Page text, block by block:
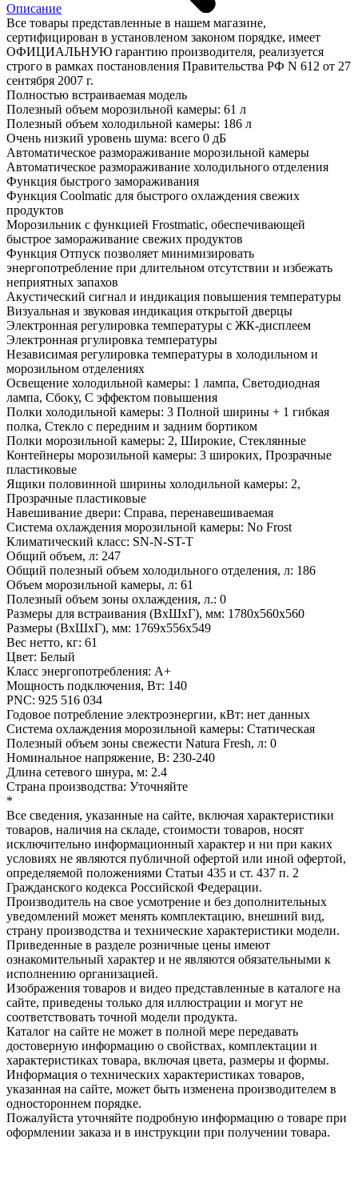
Описание
Все товары представленные в нашем магазине,
сертифицирован в установленом законом порядке, имеет
ОФИЦИАЛЬНУЮ гарантию производителя, реализуется
строго в рамках постановления Правительства РФ N 612 от 27
сентября 2007 г.
Полностью встраиваемая модель
Полезный объем морозильной камеры: 61 л
Полезный объем холодильной камеры: 186 л
Очень низкий уровень шума: всего 0 дБ
Автоматическое размораживание морозильной камеры
Автоматическое размораживание холодильного отделения
Функция быстрого замораживания
Функция Coolmatic для быстрого охлаждения свежих
продуктов
Морозильник с функцией Frostmatic, обеспечивающей
быстрое замораживание свежих продуктов
Функция Отпуск позволяет минимизировать
энергопотребление при длительном отсутствии и избежать
неприятных запахов
Акустический сигнал и индикация повышения температуры
Визуальная и звуковая индикация открытой дверцы
Электронная регулировка температуры с ЖК-дисплеем
Электронная ргулировка температуры
Независимая регулировка температуры в холодильном и
морозильном отделениях
Освещение холодильной камеры: 1 лампа, Светодиодная
лампа, Сбоку, С эффектом повышения
Полки холодильной камеры: 3 Полной ширины + 1 гибкая
полка, Стекло с передним и задним бортиком
Полки морозильной камеры: 2, Широкие, Стеклянные
Контейнеры морозильной камеры: 3 широких, Прозрачные
пластиковые
Ящики половинной ширины холодильной камеры: 2,
Прозрачные пластиковые
Навешивание двери: Справа, перенавешиваемая
Система охлаждения морозильной камеры: No Frost
Климатический класс: SN-N-ST-T
Общий объем, л: 247
Общий полезный объем холодильного отделения, л: 186
Объем морозильной камеры, л: 61
Полезный объем зоны охлаждения, л.: 0
Размеры для встраивания (ВхШхГ), мм: 1780х560х560
Размеры (ВхШхГ), мм: 1769x556x549
Вес нетто, кг: 61
Цвет: Белый
Класс энергопотребления: A+
Мощность подключения, Вт: 140
PNC: 925 516 034
Годовое потребление электроэнергии, кВт: нет данных
Система охлаждения морозильной камеры: Статическая
Полезный объем зоны свежести Natura Fresh, л: 0
Номинальное напряжение, В: 230-240
Длина сетевого шнура, м: 2.4
Страна производства: Уточняйте
*
Все сведения, указанные на сайте, включая характеристики
товаров, наличия на складе, стоимости товаров, носят
исключительно информационный характер и ни при каких
условиях не являются публичной офертой или иной офертой,
определяемой положениями Статьи 435 и ст. 437 п. 2
Гражданского кодекса Российской Федерации.
Производитель на свое усмотрение и без дополнительных
уведомлений может менять комплектацию, внешний вид,
страну производства и технические характеристики модели.
Приведенные в разделе розничные цены имеют
ознакомительный характер и не являются обязательными к
исполнению организацией.
Изображения товаров и видео представленные в каталоге на
сайте, приведены только для иллюстрации и могут не
соответствовать точной модели продукта.
Каталог на сайте не может в полной мере передавать
достоверную информацию о свойствах, комплектации и
характеристиках товара, включая цвета, размеры и формы.
Информация о технических характеристиках товаров,
указанная на сайте, может быть изменена производителем в
одностороннем порядке.
Пожалуйста уточняйте подробную информацию о товаре при
оформлении заказа и в инструкции при получении товара.